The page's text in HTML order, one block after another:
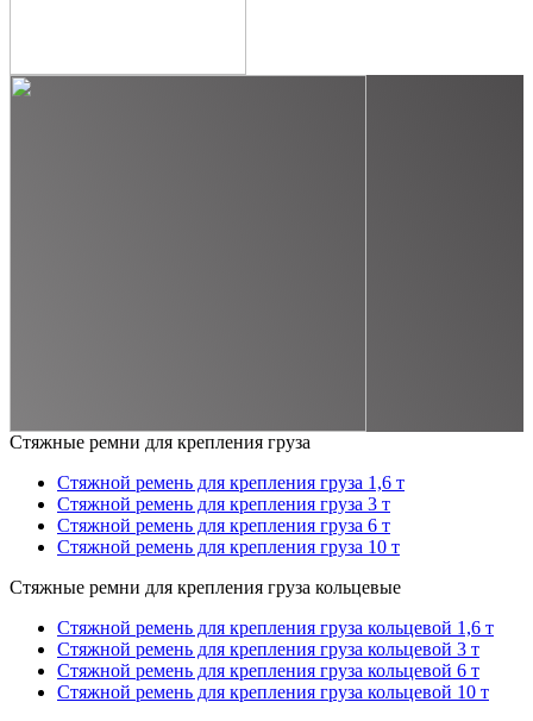
Стяжные ремни для крепления груза
Стяжной ремень для крепления груза 1,6 т
Стяжной ремень для крепления груза 3 т
Стяжной ремень для крепления груза 6 т
Стяжной ремень для крепления груза 10 т
Стяжные ремни для крепления груза кольцевые
Стяжной ремень для крепления груза кольцевой 1,6 т
Стяжной ремень для крепления груза кольцевой 3 т
Стяжной ремень для крепления груза кольцевой 6 т
Стяжной ремень для крепления груза кольцевой 10 т